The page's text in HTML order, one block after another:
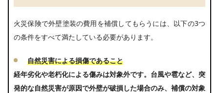
火災保険で外壁塗装の費用を補償してもらうには、以下の3つ
の条件をすべて満たしている必要があります。
自然災害による損傷であること
経年劣化や老朽化による傷みは対象外です。台風や雹など、突
発的な自然災害が原因で外壁が破損した場合のみ、補償の対象